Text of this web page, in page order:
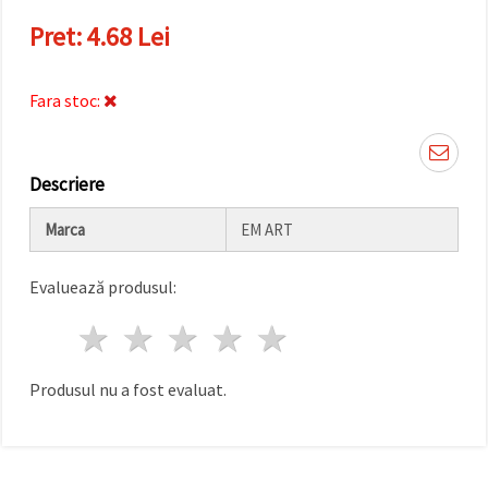
toate
cookie -
"acceptati
toate!" Sau
în setări
cookie -uri
dat și
pe butonul
toate!
Pret:4.68 Lei
Fara stoc:
Descriere
Marca EM ART
Evaluează produsul:
4 stele
3 stele
2 stele
1 stea
Produsul nu a fost evaluat.